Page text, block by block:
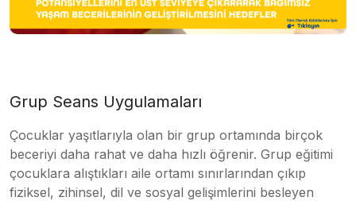
Grup Seans Uygulamaları
Çocuklar yaşıtlarıyla olan bir grup ortamında birçok
beceriyi daha rahat ve daha hızlı öğrenir. Grup eğitimi
çocuklara alıştıkları aile ortamı sınırlarından çıkıp
fiziksel, zihinsel, dil ve sosyal gelişimlerini besleyen